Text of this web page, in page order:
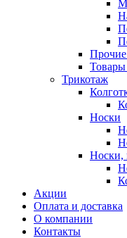
Товары
Трикотаж
Носки
Носки,
Акции
Оплата и доставка
О компании
Контакты